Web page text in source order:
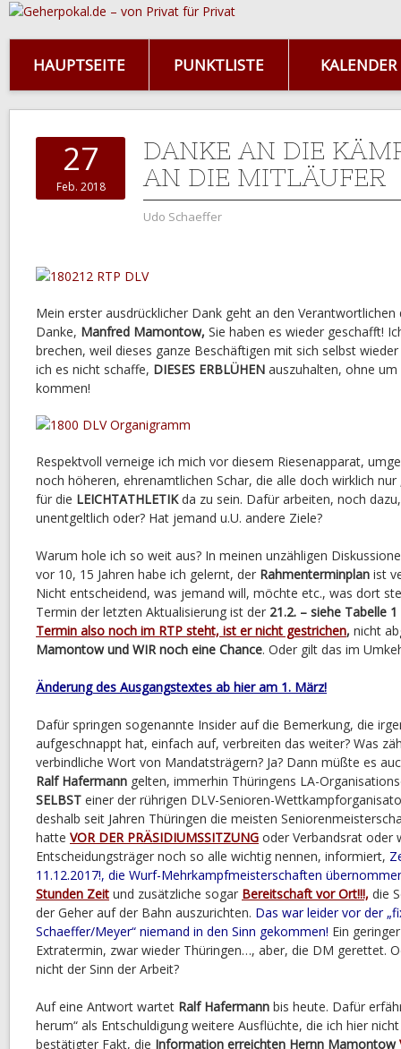
HAUPTSEITE PUNKTLISTE KALENDER
27
Feb. 2018
DANKE AN DIE
AN DIE MITLÄUFER
Udo Schaeffer
Mein erster ausdrücklicher Dank geht an den Verantwortlichen
Danke, Manfred Mamontow, Sie haben es wieder geschafft!
brechen, weil dieses ganze Beschäftigen mit sich selbst
ich es nicht schaffe, DIESES ERBLÜHEN auszuhalten, ohne
kommen!
Respektvoll verneige ich mich vor diesem Riesenapparat,
noch höheren, ehrenamtlichen Schar, die alle doch wirklich nur
für die LEICHTATHLETIKda zu sein. Dafür arbeiten, noch
unentgeltlich oder? Hat jemand u.U. andere Ziele?
Warum hole ich so weit aus? In meinen unzähligen
vor 10, 15 Jahren habe ich gelernt, der Rahmenterminplan ist
Nicht entscheidend, was jemand will, möchte etc., was dort
Termin der letzten Aktualisierung ist der 21.2. – siehe Tabelle 1
Termin also noch im RTP steht, ist er nicht gestrichen, nicht
Mamontow und WIR noch eine Chance. Oder gilt das im
Änderung des Ausgangstextes ab hier am 1. März!
Dafür springen sogenannte Insider auf die Bemerkung, die
aufgeschnappt hat, einfach auf, verbreiten das weiter? Was
verbindliche Wort von Mandatsträgern? Ja? Dann müßte es
Ralf Hafermann gelten, immerhin Thüringens LA-
SELBST einer der rührigen DLV-Senioren-
deshalb seit Jahren Thüringen die meisten
hatte VOR DER PRÄSIDIUMSSITZUNG oder Verbandsrat oder
Entscheidungsträger noch so alle wichtig nennen, informiert,
11.12.2017!, die Wurf-Mehrkampfmeisterschaften
Stunden Zeit und zusätzliche sogar Bereitschaft vor Ort!!!, die
der Geher auf der Bahn auszurichten. Das war leider vor der
Schaeffer/Meyer“ niemand in den Sinn gekommen! Ein
Extratermin, zwar wieder Thüringen…, aber, die DM gerettet.
nicht der Sinn der Arbeit?
Auf eine Antwort wartet Ralf Hafermann bis heute. Dafür
herum“ als Entschuldigung weitere Ausflüchte, die ich hier
bestätigter Fakt, die Information erreichten Hernn Mamontow